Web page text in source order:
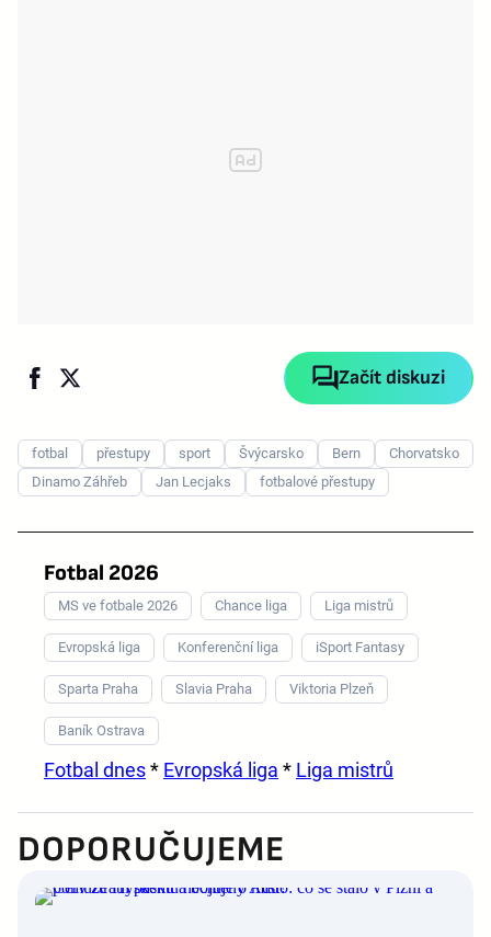
Začít diskuzi
fotbal přestupy sport Švýcarsko Bern
Chorvatsko
Dinamo Záhřeb
Jan Lecjaks fotbalové přestupy
Fotbal 2026
MS ve fotbale 2026 Chance liga Liga mistrů
Evropská liga Konferenční liga iSport Fantasy
Sparta Praha Slavia Praha Viktoria Plzeň
Baník Ostrava
Fotbal dnes* Evropská liga * Liga mistrů
DOPORUČUJEME